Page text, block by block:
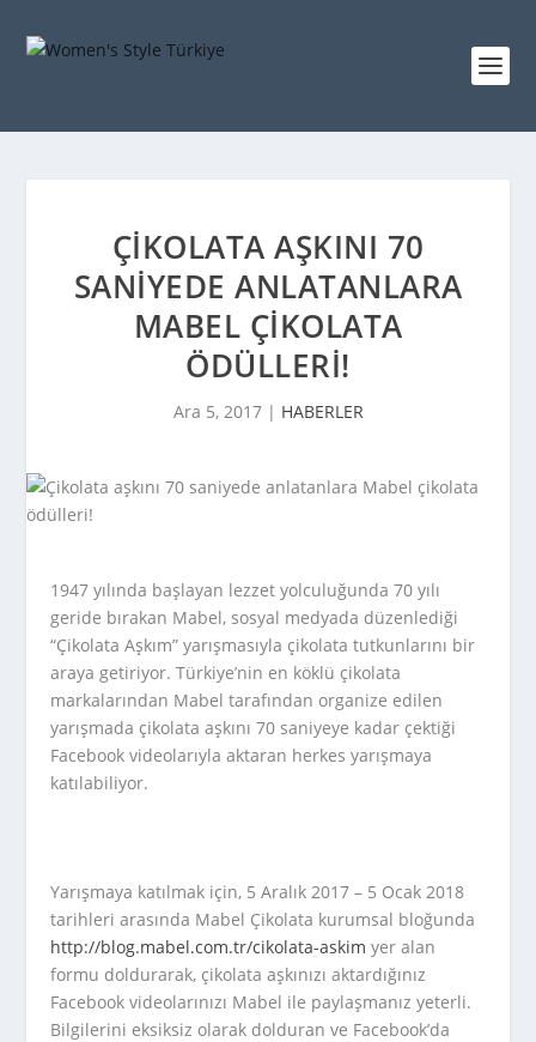
ÇIKOLATA AŞKINI 70
SANIYEDE ANLATANLARA
MABEL ÇIKOLATA
ÖDÜLLERI!
Ara 5, 2017| HABERLER
1947 yılında başlayan lezzet yolculuğunda 70 yılı
geride bırakan Mabel, sosyal medyada düzenlediği
“Çikolata Aşkım” yarışmasıyla çikolata tutkunlarını bir
araya getiriyor. Türkiye’nin en köklü çikolata
markalarından Mabel tarafından organize edilen
yarışmada çikolata aşkını 70 saniyeye kadar çektiği
Facebook videolarıyla aktaran herkes yarışmaya
katılabiliyor.
Yarışmaya katılmak için, 5 Aralık 2017 – 5 Ocak 2018
tarihleri arasında Mabel Çikolata kurumsal bloğunda
http://blog.mabel.com.tr/cikolata-askim yer alan
formu doldurarak, çikolata aşkınızı aktardığınız
Facebook videolarınızı Mabel ile paylaşmanız yeterli.
Bilgilerini eksiksiz olarak dolduran ve Facebook’da